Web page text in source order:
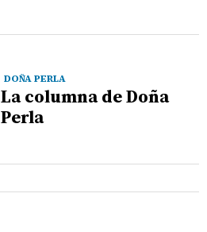
DOÑA PERLA
La columna de Doña
Perla